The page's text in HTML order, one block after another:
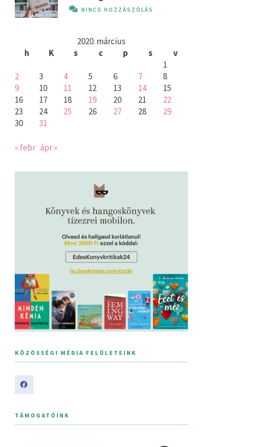
NINCS HOZZÁSZÓLÁS
2020. március
h
K s c p s
v
1
2
3 4 5 6 7
8
9
10 11 12 13 14
15
16
17 18 19 20 21
22
23
24 25 26 27 28
29
30
31
« febr ápr »
KÖZÖSSÉGI MÉDIA FELÜLETEINK
TÁMOGATÓINK